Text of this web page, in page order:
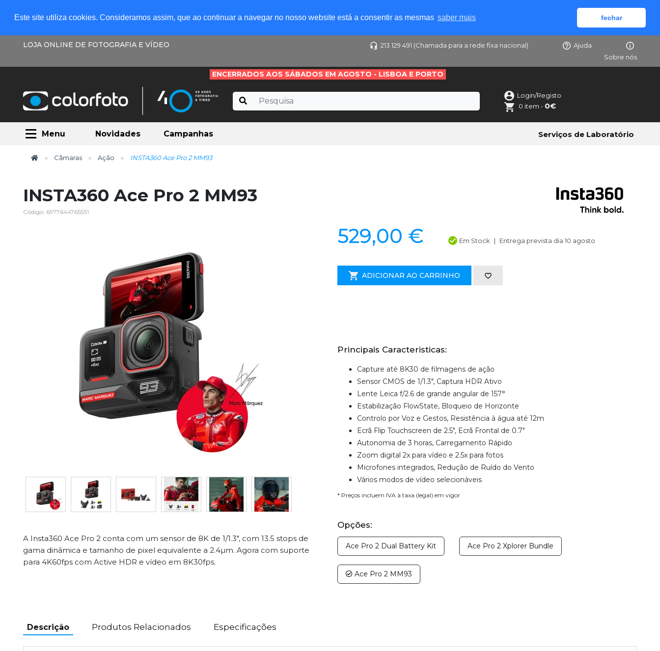
Este site utiliza cookies. Consideramos assim, que ao continuar a navegar no nosso website está a consentir as mesmas saber mais fechar
LOJA ONLINE DE FOTOGRAFIA E VÍDEO 213 129 491 (Chamada para a rede fixa nacional)
Ajuda
Sobre nós
ENCERRADOS AOS SÁBADOS EM AGOSTO - LISBOA E PORTO
Login/Registo
0 item - 0€
Menu Novidades Campanhas Serviços de Laboratório
Câmaras Ação INSTA360 Ace Pro 2 MM93
INSTA360 Ace Pro 2 MM93
Código: 6977644765531
A Insta360 Ace Pro 2 conta com um sensor de 8K de 1/1.3", com 13.5 stops de
gama dinâmica e tamanho de pixel equivalente a 2.4µm. Agora com suporte
para 4K60fps com Active HDR e vídeo em 8K30fps.
529,00 € Em Stock Entrega prevista dia 10 agosto
ADICIONAR AO CARRINHO
Principais Caracteristicas:
Capture até 8K30 de filmagens de ação
Sensor CMOS de 1/1.3", Captura HDR Ativo
Lente Leica f/2.6 de grande angular de 157°
Estabilização FlowState, Bloqueio de Horizonte
Controlo por Voz e Gestos, Resistência à água até 12m
Ecrã Flip Touchscreen de 2.5", Ecrã Frontal de 0.7"
Autonomia de 3 horas, Carregamento Rápido
Zoom digital 2x para vídeo e 2.5x para fotos
Microfones integrados, Redução de Ruído do Vento
Vários modos de vídeo selecionáveis
* Preços incluem IVA à taxa (legal) em vigor
Opções:
Ace Pro 2 Dual Battery Kit Ace Pro 2 Xplorer Bundle
Ace Pro 2 MM93
Descrição Produtos Relacionados Especificações